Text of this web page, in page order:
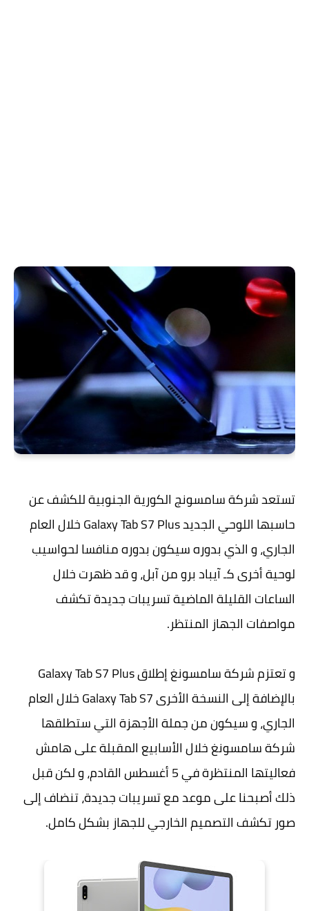
تستعد شركة سامسونج الكورية الجنوبية للكشف عن
حاسبها اللوحي الجديد Galaxy Tab S7 Plus خلال العام
الجاري، و الذي بدوره سيكون بدوره منافسا لحواسيب
لوحية أخرى كـ آيباد برو من آبل، و قد ظهرت خلال
الساعات القليلة الماضية تسريبات جديدة تكشف
مواصفات الجهاز المنتظر.
و تعتزم شركة سامسونغ إطلاق Galaxy Tab S7 Plus
بالإضافة إلى النسخة الأخرى Galaxy Tab S7 خلال العام
الجاري، و سيكون من جملة الأجهزة التي ستطلقها
شركة سامسونغ خلال الأسابيع المقبلة على هامش
فعاليتها المنتظرة في 5 أغسطس القادم، و لكن قبل
ذلك أصبحنا على موعد مع تسريبات جديدة، تنضاف إلى
صور تكشف التصميم الخارجي للجهاز بشكل كامل.